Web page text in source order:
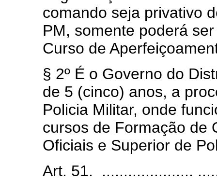
comando seja privativo
PM, somente poderá
Curso de
§ 2º É o Governo do
de 5 (cinco) anos, a
Policia Militar, onde
cursos de Formação de
Oficiais e Superior de
Art. 51. .....................